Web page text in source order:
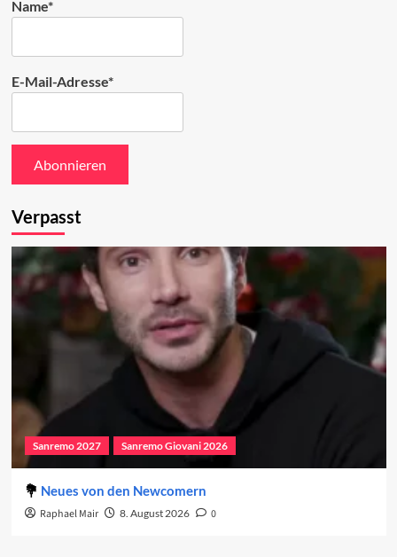
Name*
E-Mail-Adresse*
Verpasst
Sanremo 2027 Sanremo Giovani 2026
Neues von den Newcomern
Raphael Mair 8. August 2026 0